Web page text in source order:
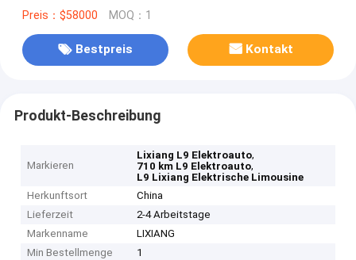
Preis：$58000 MOQ：1
Bestpreis Kontakt
Produkt-Beschreibung
Markieren
Lixiang L9 Elektroauto,
710 km L9 Elektroauto,
L9 Lixiang Elektrische Limousine
Herkunftsort
China
Lieferzeit
2-4 Arbeitstage
Markenname
LIXIANG
Min Bestellmenge
1